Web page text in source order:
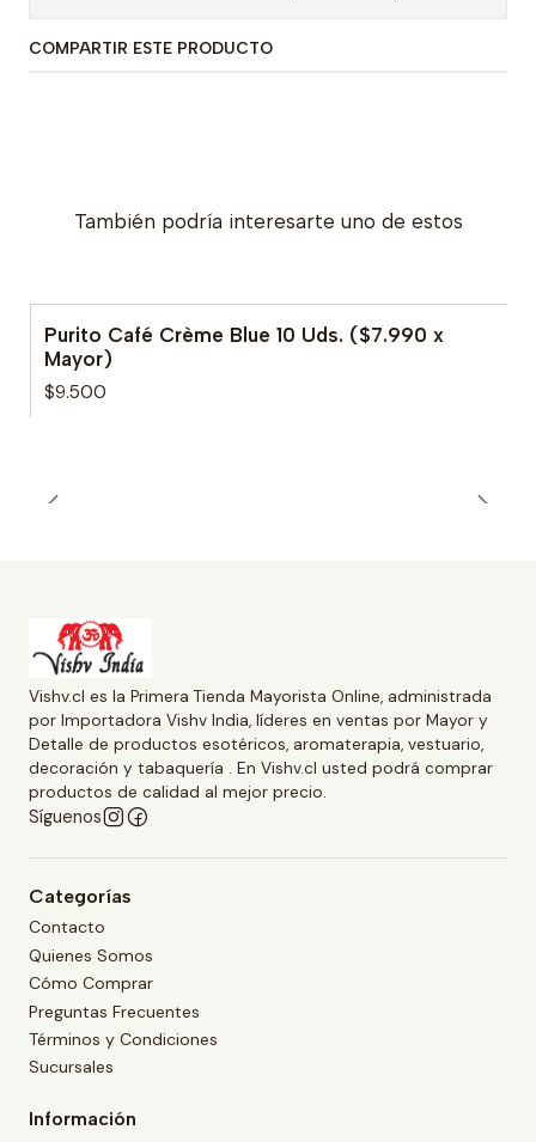
COMPARTIR ESTE PRODUCTO
También podría interesarte uno de estos
Purito Café Crème Blue 10 Uds. ($7.990 x
Mayor)
$9.500
Vishv.cl es la Primera Tienda Mayorista Online, administrada
por Importadora Vishv India, líderes en ventas por Mayor y
Detalle de productos esotéricos, aromaterapia, vestuario,
decoración y tabaquería . En Vishv.cl usted podrá comprar
productos de calidad al mejor precio.
Síguenos
Categorías
Contacto
Quienes Somos
Cómo Comprar
Preguntas Frecuentes
Términos y Condiciones
Sucursales
Información